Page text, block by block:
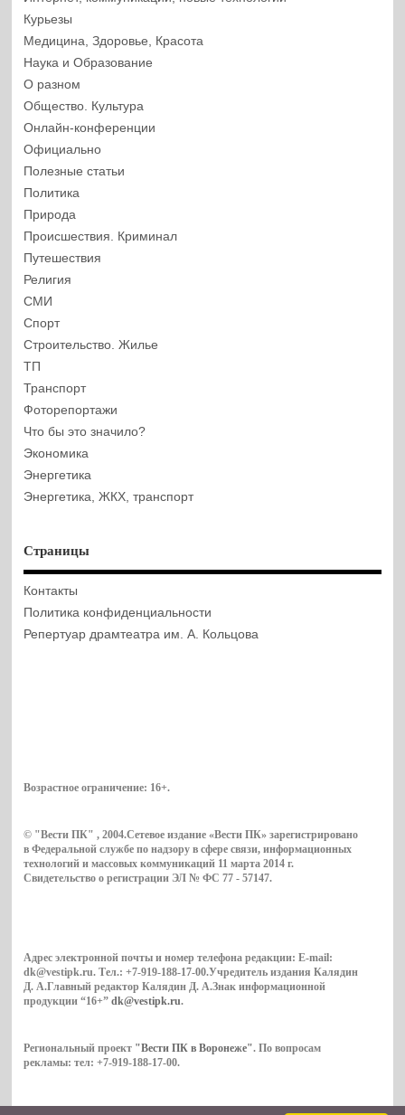
Курьезы
Медицина, Здоровье, Красота
Наука и Образование
О разном
Общество. Культура
Онлайн-конференции
Официально
Полезные статьи
Политика
Природа
Происшествия. Криминал
Путешествия
Религия
СМИ
Спорт
Строительство. Жилье
ТП
Транспорт
Фоторепортажи
Что бы это значило?
Экономика
Энергетика
Энергетика, ЖКХ, транспорт
Страницы
Контакты
Политика конфиденциальности
Репертуар драмтеатра им. А. Кольцова
Возрастное ограничение: 16+.
© "Вести ПК" , 2004.Сетевое издание «Вести ПК» зарегистрировано
в Федеральной службе по надзору в сфере связи, информационных
технологий и массовых коммуникаций 11 марта 2014 г.
Свидетельство о регистрации ЭЛ № ФС 77 - 57147.
Адрес электронной почты и номер телефона редакции: E-mail:
dk@vestipk.ru. Тел.: +7-919-188-17-00.Учредитель издания Калядин
Д. А.Главный редактор Калядин Д. А.Знак информационной
продукции “16+”dk@vestipk.ru.
Региональный проект "Вести ПК в Воронеже". По вопросам
рекламы: тел: +7-919-188-17-00.